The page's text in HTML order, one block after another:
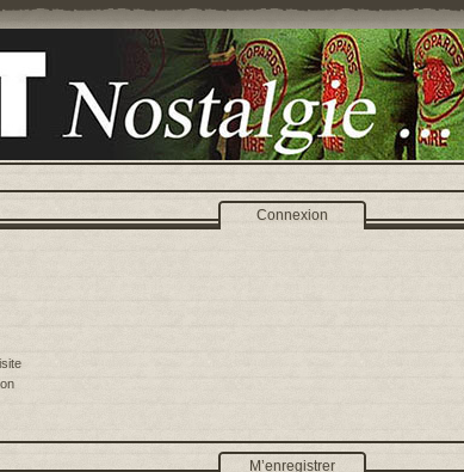
Connexion
M’enregistrer